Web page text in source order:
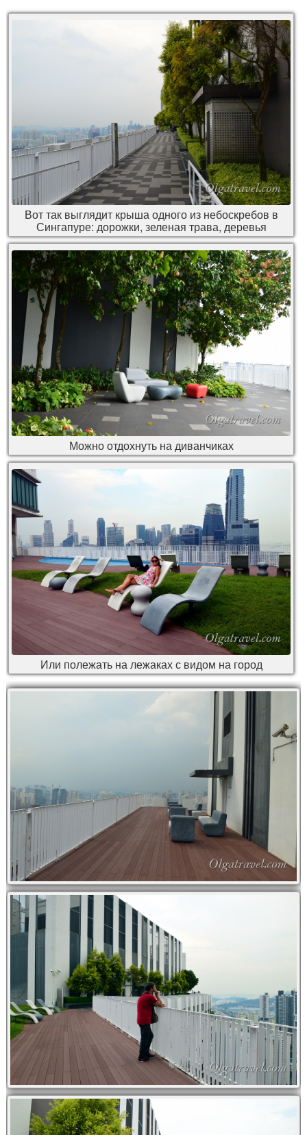
Вот так выглядит крыша одного из небоскребов в
Сингапуре: дорожки, зеленая трава, деревья
Можно отдохнуть на диванчиках
Или полежать на лежаках с видом на город